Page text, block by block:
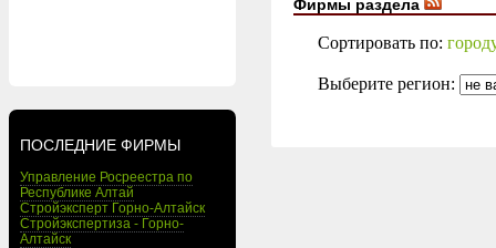
ПОСЛЕДНИЕ ФИРМЫ
Управление Росреестра по
Республике Алтай
Стройэксперт Горно-Алтайск
Стройэкспертиза - Горно-
Алтайск
Фирмы раздела
Сортировать по:
Выберите регион: